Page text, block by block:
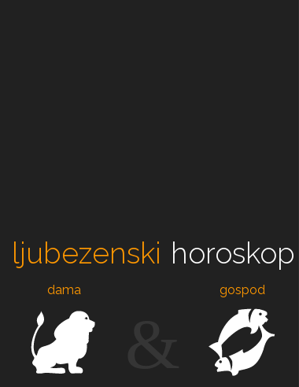
ljubezenski horoskop
dama gospod